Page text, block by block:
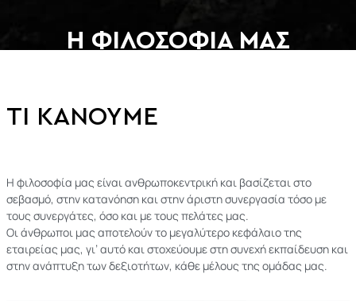
Η ΦΙΛΟΣΟΦΙΑ ΜΑΣ
ΤΙ ΚΑΝΟΥΜΕ
Η φιλοσοφία μας είναι ανθρωποκεντρική και βασίζεται στο
σεβασμό, στην κατανόηση και στην άριστη συνεργασία τόσο με
τους συνεργάτες, όσο και με τους πελάτες μας.
Οι άνθρωποι μας αποτελούν το μεγαλύτερο κεφάλαιο της
εταιρείας μας, γι’ αυτό και στοχεύουμε στη συνεχή εκπαίδευση και
στην ανάπτυξη των δεξιοτήτων, κάθε μέλους της ομάδας μας.